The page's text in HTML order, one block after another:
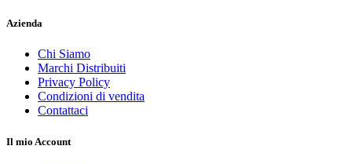
Azienda
Chi Siamo
Marchi Distribuiti
Privacy Policy
Condizioni di vendita
Contattaci
Il mio Account